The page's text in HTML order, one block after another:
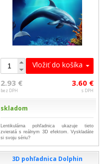
Vložiť do košíka
2.93 €
bez DPH
3.60 €
s DPH
skladom
Lentikulárna pohľadnica ukazuje tieto
zvieratá s reálnym 3D efektom. Vyskladáte
si svoju sériu?
3D pohľadnica Dolphin